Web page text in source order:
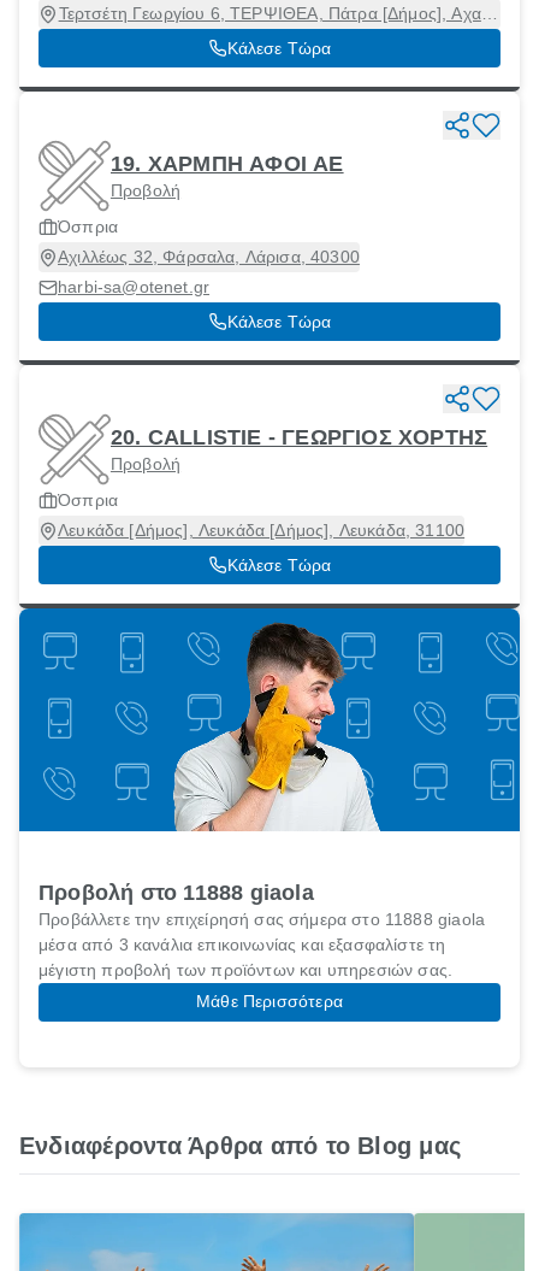
Τερτσέτη Γεωργίου 6, ΤΕΡΨΙΘΕΑ, Πάτρα [Δήμος], Αχαϊα,
26442
Κάλεσε Τώρα
19. ΧΑΡΜΠΗ ΑΦΟΙ ΑΕ
Προβολή
Όσπρια
Αχιλλέως 32, Φάρσαλα, Λάρισα, 40300
harbi-sa@otenet.gr
Κάλεσε Τώρα
20. CALLISTIE - ΓΕΩΡΓΙΟΣ ΧΟΡΤΗΣ
Προβολή
Όσπρια
Λευκάδα [Δήμος], Λευκάδα [Δήμος], Λευκάδα, 31100
Κάλεσε Τώρα
Προβολή στο 11888 giaola
Προβάλλετε την επιχείρησή σας σήμερα στο 11888 giaola
μέσα από 3 κανάλια επικοινωνίας και εξασφαλίστε τη
μέγιστη προβολή των προϊόντων και υπηρεσιών σας.
Μάθε Περισσότερα
Ενδιαφέροντα Άρθρα από το Blog μας